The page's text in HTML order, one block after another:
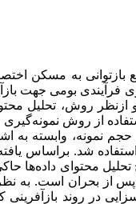
بازتوانی به مسکن
فرآیندی بومی جهت
روش، تحلیل
از روش نمونه‌گیری
نمونه، وابسته به
شد. براساس
محتوای داده‌ها
پس از بحران است. به
در روند